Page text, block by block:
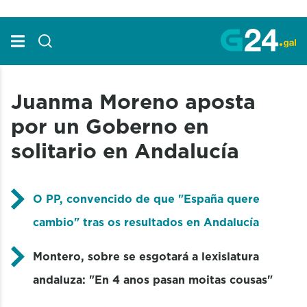
Juanma Moreno aposta
por un Goberno en
solitario en Andalucía
O PP, convencido de que "España quere
cambio" tras os resultados en Andalucía
Montero, sobre se esgotará a lexislatura
andaluza: "En 4 anos pasan moitas cousas"